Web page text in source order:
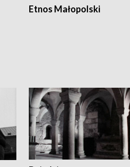
Etnos Małopolski